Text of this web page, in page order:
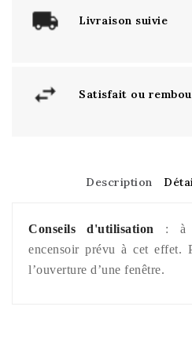
Livraison suivie
Satisfait ou
Description
Conseils d'utilisation
: à
encensoir prévu à cet effet.
l’ouverture d’une fenêtre.